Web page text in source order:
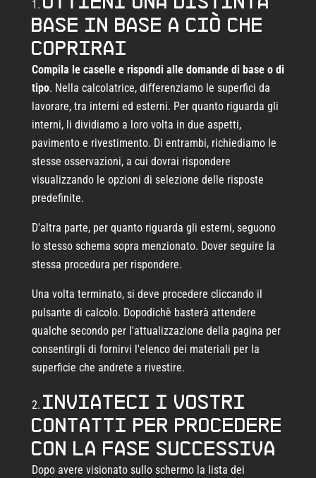
base in base a ciò che
coprirai
Compila le caselle e rispondi alle domande di base o di
tipo. Nella calcolatrice, differenziamo le superfici da
lavorare, tra interni ed esterni. Per quanto riguarda gli
interni, li dividiamo a loro volta in due aspetti,
pavimento e rivestimento. Di entrambi, richiediamo le
stesse osservazioni, a cui dovrai rispondere
visualizzando le opzioni di selezione delle risposte
predefinite.
D'altra parte, per quanto riguarda gli esterni, seguono
lo stesso schema sopra menzionato. Dover seguire la
stessa procedura per rispondere.
Una volta terminato, si deve procedere cliccando il
pulsante di calcolo. Dopodichè basterà attendere
qualche secondo per l'attualizzazione della pagina per
consentirgli di fornirvi l'elenco dei materiali per la
superficie che andrete a rivestire.
Inviateci i vostri
contatti per procedere
con la fase successiva
Dopo avere visionato sullo schermo la lista dei